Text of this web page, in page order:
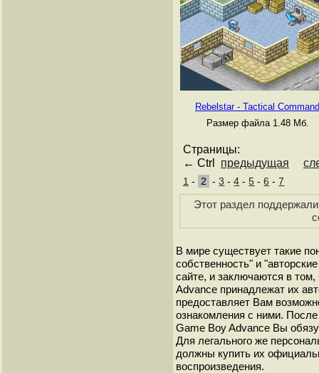
Rebelstar - Tactical Command
Размер файла 1.48 Мб.
Страницы:
← Ctrl предыдущая
1 - 2 -3 -4 -5 -6 -7
Этот раздел
В мире существует такие
собственность" и
сайте, и заключаются в
Advance принадлежат их
предоставляет Вам
ознакомления с ними.
Game Boy Advance Вы
Для легального же
должны купить их
воспроизведения.